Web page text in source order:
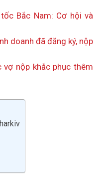
Bắc Nam: Cơ hội và
doanh đã đăng ký, nộp
vợ nộp khắc phục thêm